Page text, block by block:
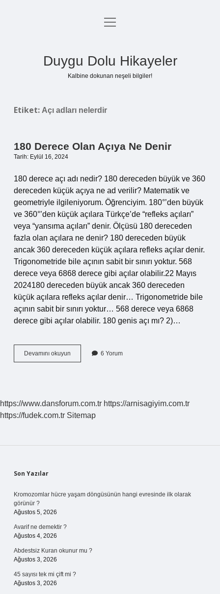
Anasayfa
menüyü
Duygu Dolu Hikayeler
Kalbine dokunan neşeli bilgiler!
Etiket: Açı adları nelerdir
180 Derece Olan Açıya Ne Denir
Tarih: Eylül 16, 2024
180 derece açı adı nedir? 180 dereceden büyük ve 360
​​dereceden küçük açıya ne ad verilir? Matematik ve
geometriyle ilgileniyorum. Öğrenciyim. 180°’den büyük
ve 360°’den küçük açılara Türkçe’de “refleks açıları”
veya “yansıma açıları” denir. Ölçüsü 180 dereceden
fazla olan açılara ne denir? 180 dereceden büyük
ancak 360 dereceden küçük açılara refleks açılar denir.
Trigonometride bile açının sabit bir sınırı yoktur. 568
derece veya 6868 derece gibi açılar olabilir.22 Mayıs
2024180 dereceden büyük ancak 360 dereceden
küçük açılara refleks açılar denir… Trigonometride bile
açının sabit bir sınırı yoktur… 568 derece veya 6868
derece gibi açılar olabilir. 180 genis açı mı? 2)…
Devamını okuyun
Derece
6 Yorum
https://www.dansforum.com.tr https://arnisagiyim.com.tr
https://fudek.com.tr Sitemap
Sidebar
Son Yazılar
Kromozomlar hücre yaşam döngüsünün hangi evresinde ilk olarak
görünür ?
Ağustos 5, 2026
Avarif ne demektir ?
Ağustos 4, 2026
Abdestsiz Kuran okunur mu ?
Ağustos 3, 2026
45 sayısı tek mi çift mi ?
Ağustos 3, 2026